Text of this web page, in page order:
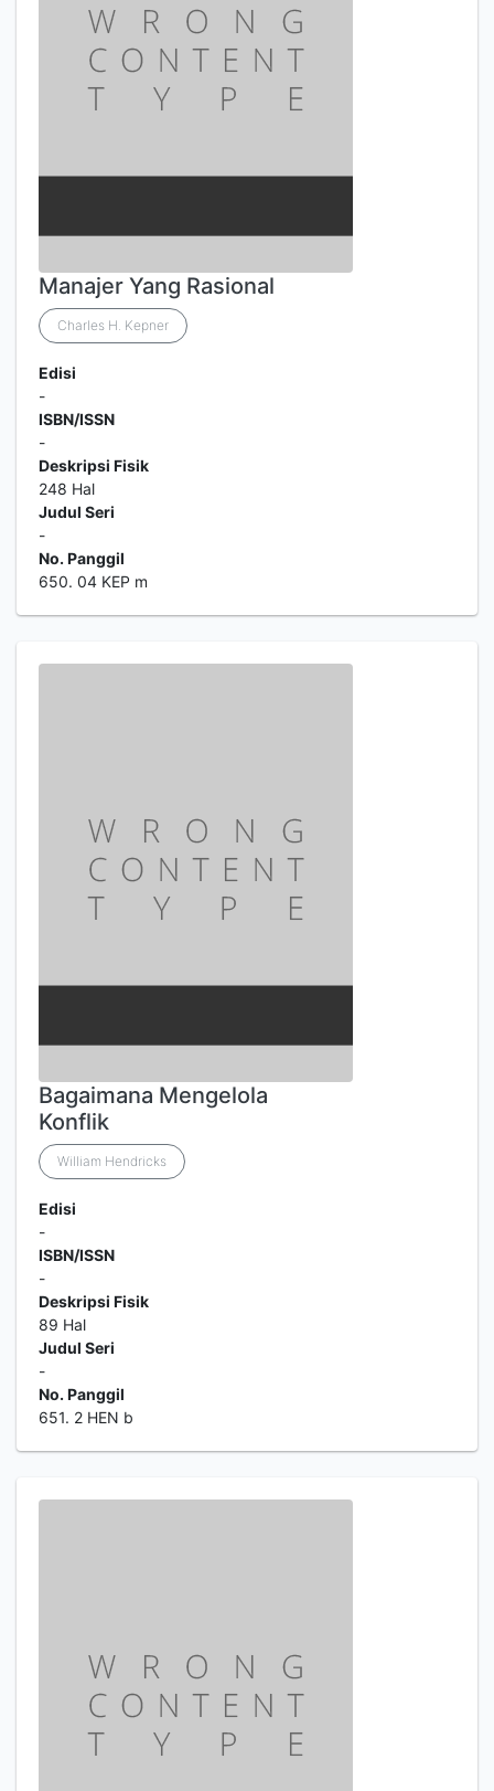
Manajer Yang Rasional
Charles H. Kepner
Edisi
-
ISBN/ISSN
-
Deskripsi Fisik
248 Hal
Judul Seri
-
No. Panggil
650. 04 KEP m
Bagaimana Mengelola
Konflik
William Hendricks
Edisi
-
ISBN/ISSN
-
Deskripsi Fisik
89 Hal
Judul Seri
-
No. Panggil
651. 2 HEN b